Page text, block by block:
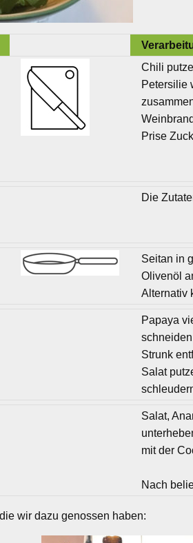
Chili
Petersilie
Prise
Die
Seitan in
Olivenöl
Alternativ
Papaya
Strunk
Salat
Salat,
mit der
Nach
wir dazu genossen haben: